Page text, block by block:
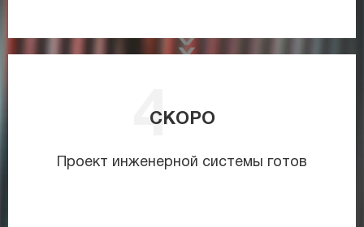
СКОРО
Проект инженерной системы готов